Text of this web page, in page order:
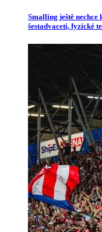
Smalling ještě nechce
šestadvaceti, fyzické